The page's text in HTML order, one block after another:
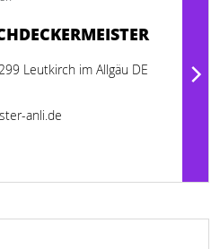
Leutkirch im Allgäu DE
anli.de